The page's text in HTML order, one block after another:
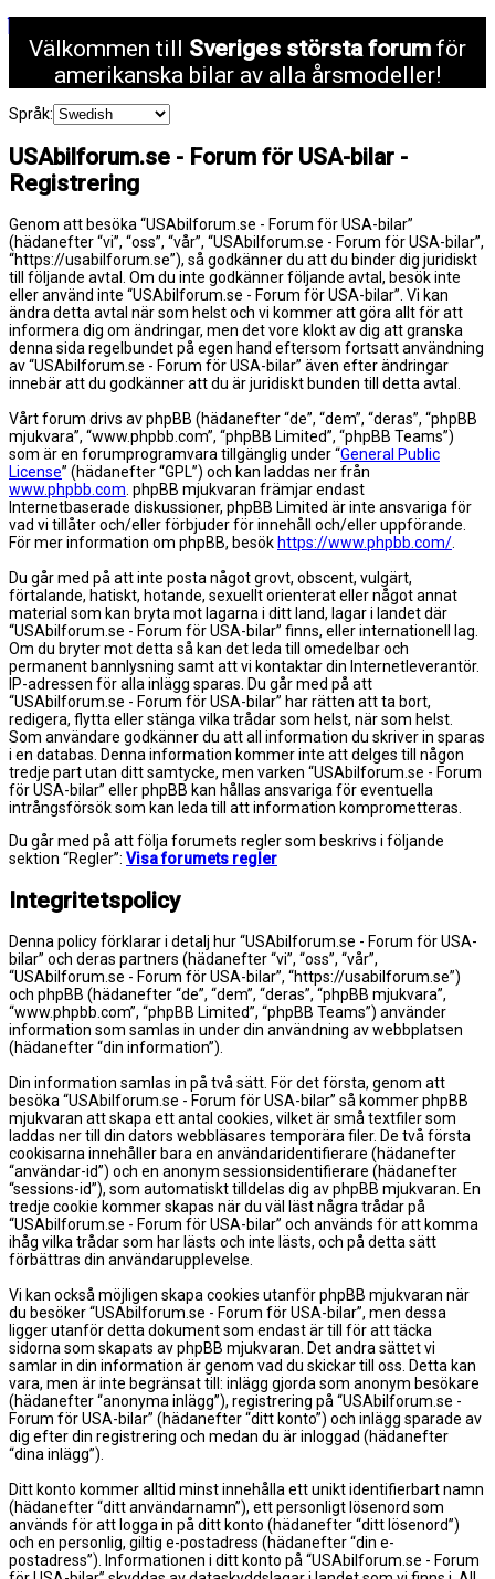
Välkommen till Sveriges största forum för
amerikanska bilar av alla årsmodeller!
Språk:
USAbilforum.se - Forum för USA-bilar -
Registrering
Genom att besöka “USAbilforum.se - Forum för USA-bilar”
(hädanefter “vi”, “oss”, “vår”, “USAbilforum.se - Forum för USA-bilar”,
“https://usabilforum.se”), så godkänner du att du binder dig juridiskt
till följande avtal. Om du inte godkänner följande avtal, besök inte
eller använd inte “USAbilforum.se - Forum för USA-bilar”. Vi kan
ändra detta avtal när som helst och vi kommer att göra allt för att
informera dig om ändringar, men det vore klokt av dig att granska
denna sida regelbundet på egen hand eftersom fortsatt användning
av “USAbilforum.se - Forum för USA-bilar” även efter ändringar
innebär att du godkänner att du är juridiskt bunden till detta avtal.
Vårt forum drivs av phpBB (hädanefter “de”, “dem”, “deras”, “phpBB
mjukvara”, “www.phpbb.com”, “phpBB Limited”, “phpBB Teams”)
som är en forumprogramvara tillgänglig under “General Public
License” (hädanefter “GPL”) och kan laddas ner från
www.phpbb.com. phpBB mjukvaran främjar endast
Internetbaserade diskussioner, phpBB Limited är inte ansvariga för
vad vi tillåter och/eller förbjuder för innehåll och/eller uppförande.
För mer information om phpBB, besök https://www.phpbb.com/.
Du går med på att inte posta något grovt, obscent, vulgärt,
förtalande, hatiskt, hotande, sexuellt orienterat eller något annat
material som kan bryta mot lagarna i ditt land, lagar i landet där
“USAbilforum.se - Forum för USA-bilar” finns, eller internationell lag.
Om du bryter mot detta så kan det leda till omedelbar och
permanent bannlysning samt att vi kontaktar din Internetleverantör.
IP-adressen för alla inlägg sparas. Du går med på att
“USAbilforum.se - Forum för USA-bilar” har rätten att ta bort,
redigera, flytta eller stänga vilka trådar som helst, när som helst.
Som användare godkänner du att all information du skriver in sparas
i en databas. Denna information kommer inte att delges till någon
tredje part utan ditt samtycke, men varken “USAbilforum.se - Forum
för USA-bilar” eller phpBB kan hållas ansvariga för eventuella
intrångsförsök som kan leda till att information komprometteras.
Du går med på att följa forumets regler som beskrivs i följande
sektion “Regler”: Visa forumets regler
Integritetspolicy
Denna policy förklarar i detalj hur “USAbilforum.se - Forum för USA-
bilar” och deras partners (hädanefter “vi”, “oss”, “vår”,
“USAbilforum.se - Forum för USA-bilar”, “https://usabilforum.se”)
och phpBB (hädanefter “de”, “dem”, “deras”, “phpBB mjukvara”,
“www.phpbb.com”, “phpBB Limited”, “phpBB Teams”) använder
information som samlas in under din användning av webbplatsen
(hädanefter “din information”).
Din information samlas in på två sätt. För det första, genom att
besöka “USAbilforum.se - Forum för USA-bilar” så kommer phpBB
mjukvaran att skapa ett antal cookies, vilket är små textfiler som
laddas ner till din dators webbläsares temporära filer. De två första
cookisarna innehåller bara en användaridentifierare (hädanefter
“användar-id”) och en anonym sessionsidentifierare (hädanefter
“sessions-id”), som automatiskt tilldelas dig av phpBB mjukvaran. En
tredje cookie kommer skapas när du väl läst några trådar på
“USAbilforum.se - Forum för USA-bilar” och används för att komma
ihåg vilka trådar som har lästs och inte lästs, och på detta sätt
förbättras din användarupplevelse.
Vi kan också möjligen skapa cookies utanför phpBB mjukvaran när
du besöker “USAbilforum.se - Forum för USA-bilar”, men dessa
ligger utanför detta dokument som endast är till för att täcka
sidorna som skapats av phpBB mjukvaran. Det andra sättet vi
samlar in din information är genom vad du skickar till oss. Detta kan
vara, men är inte begränsat till: inlägg gjorda som anonym besökare
(hädanefter “anonyma inlägg”), registrering på “USAbilforum.se -
Forum för USA-bilar” (hädanefter “ditt konto”) och inlägg sparade av
dig efter din registrering och medan du är inloggad (hädanefter
“dina inlägg”).
Ditt konto kommer alltid minst innehålla ett unikt identifierbart namn
(hädanefter “ditt användarnamn”), ett personligt lösenord som
används för att logga in på ditt konto (hädanefter “ditt lösenord”)
och en personlig, giltig e-postadress (hädanefter “din e-
postadress”). Informationen i ditt konto på “USAbilforum.se - Forum